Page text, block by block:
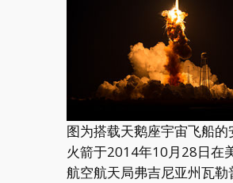
图为搭载天鹅座宇宙飞船的
火箭于2014年10月28日在
航空航天局弗吉尼亚州瓦勒